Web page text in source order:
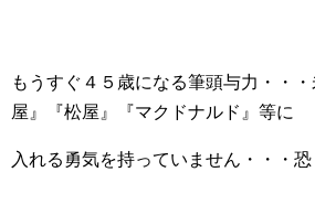
もうすぐ４５歳になる筆頭与力・・
屋』『松屋』『マクドナルド』等に
入れる勇気を持っていません・・・恐